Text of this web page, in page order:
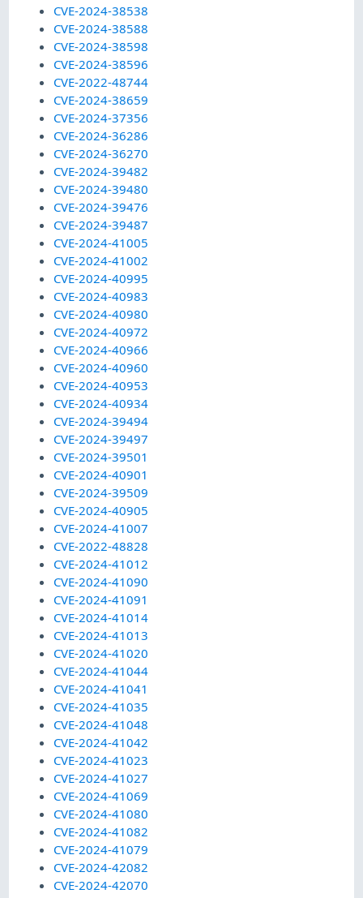
CVE-2024-38538
CVE-2024-38588
CVE-2024-38598
CVE-2024-38596
CVE-2022-48744
CVE-2024-38659
CVE-2024-37356
CVE-2024-36286
CVE-2024-36270
CVE-2024-39482
CVE-2024-39480
CVE-2024-39476
CVE-2024-39487
CVE-2024-41005
CVE-2024-41002
CVE-2024-40995
CVE-2024-40983
CVE-2024-40980
CVE-2024-40972
CVE-2024-40966
CVE-2024-40960
CVE-2024-40953
CVE-2024-40934
CVE-2024-39494
CVE-2024-39497
CVE-2024-39501
CVE-2024-40901
CVE-2024-39509
CVE-2024-40905
CVE-2024-41007
CVE-2022-48828
CVE-2024-41012
CVE-2024-41090
CVE-2024-41091
CVE-2024-41014
CVE-2024-41013
CVE-2024-41020
CVE-2024-41044
CVE-2024-41041
CVE-2024-41035
CVE-2024-41048
CVE-2024-41042
CVE-2024-41023
CVE-2024-41027
CVE-2024-41069
CVE-2024-41080
CVE-2024-41082
CVE-2024-41079
CVE-2024-42082
CVE-2024-42070